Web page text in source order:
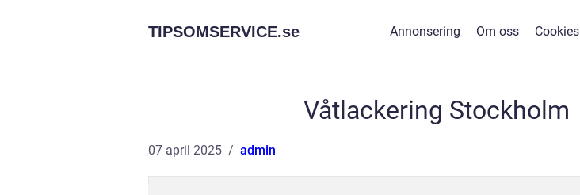
TIPSOMSERVICE.se Annonsering Om oss Cookies
Våtlackering Stockholm
07 april 2025 admin